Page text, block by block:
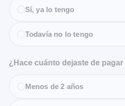
Sí, ya lo tengo
Todavía no lo tengo
¿Hace cuánto dejaste de
Menos de 2 años